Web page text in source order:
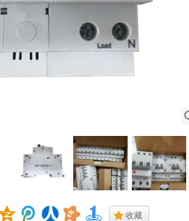
. 收藏